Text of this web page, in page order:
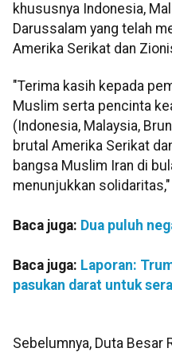
khususnya Indonesia,
Darussalam yang telah
Amerika Serikat dan
"Terima kasih kepada
Muslim serta pencinta
(Indonesia, Malaysia,
brutal Amerika Serikat
bangsa Muslim Iran di
menunjukkan solidaritas,"
Baca juga: Dua puluh
Baca juga: Laporan:
pasukan darat untuk
Sebelumnya, Duta Besar